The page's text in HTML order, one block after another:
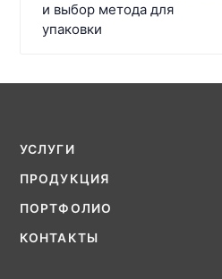
и выбор метода для
упаковки
УСЛУГИ
ПРОДУКЦИЯ
ПОРТФОЛИО
КОНТАКТЫ